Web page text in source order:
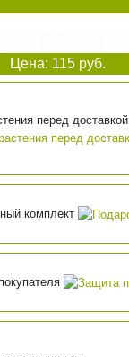
Цена: 115 руб.
перед доставкой
комплект